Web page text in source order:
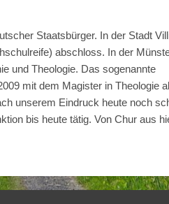
Staatsbürger. In der Stadt
abschloss. In der
und Theologie. Das sogenannte
mit dem Magister in Theologie
unserem Eindruck heute noch
bis heute tätig. Von Chur aus